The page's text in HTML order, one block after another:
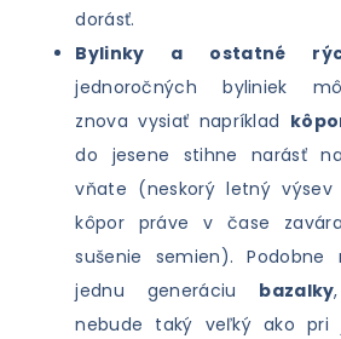
dorásť.
Bylinky a ostatné
jednoročných byliniek
znova vysiať napríklad
do jesene stihne narásť
vňate (neskorý letný
kôpor práve v čase
sušenie semien). Podobne
jednu generáciu bazalky
nebude taký veľký ako pri